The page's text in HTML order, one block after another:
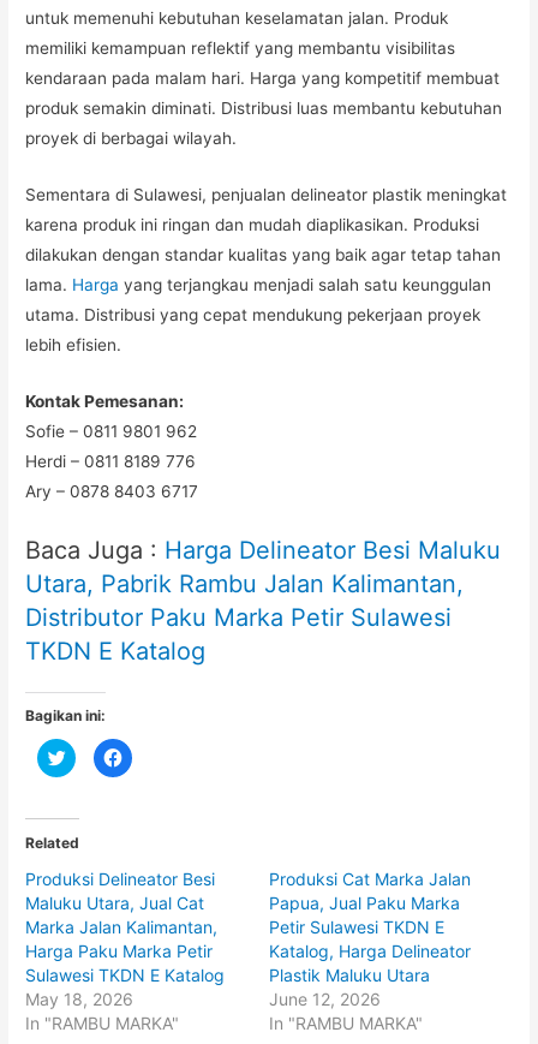
untuk memenuhi kebutuhan keselamatan jalan. Produk
memiliki kemampuan reflektif yang membantu visibilitas
kendaraan pada malam hari. Harga yang kompetitif membuat
produk semakin diminati. Distribusi luas membantu kebutuhan
proyek di berbagai wilayah.
Sementara di Sulawesi, penjualan delineator plastik meningkat
karena produk ini ringan dan mudah diaplikasikan. Produksi
dilakukan dengan standar kualitas yang baik agar tetap tahan
lama. Harga yang terjangkau menjadi salah satu keunggulan
utama. Distribusi yang cepat mendukung pekerjaan proyek
lebih efisien.
Kontak Pemesanan:
Sofie – 0811 9801 962
Herdi – 0811 8189 776
Ary – 0878 8403 6717
Baca Juga : Harga Delineator Besi Maluku
Utara, Pabrik Rambu Jalan Kalimantan,
Distributor Paku Marka Petir Sulawesi
TKDN E Katalog
Bagikan ini:
C
l
t
o
s
h
a
r
e
o
n
T
w
i
t
t
e
C
l
h
a
r
e
o
n
F
a
c
e
b
o
Related
Produksi Delineator Besi
Maluku Utara, Jual Cat
Marka Jalan Kalimantan,
Harga Paku Marka Petir
Sulawesi TKDN E Katalog
May 18, 2026
In "RAMBU MARKA"
Produksi Cat Marka Jalan
Papua, Jual Paku Marka
Petir Sulawesi TKDN E
Katalog, Harga Delineator
Plastik Maluku Utara
June 12, 2026
In "RAMBU MARKA"